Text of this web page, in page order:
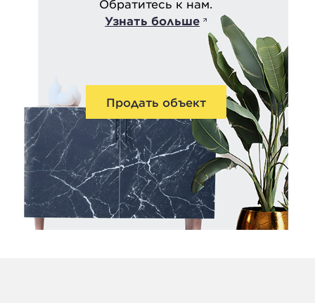
Обратитесь к нам.
Узнать больше
Продать объект